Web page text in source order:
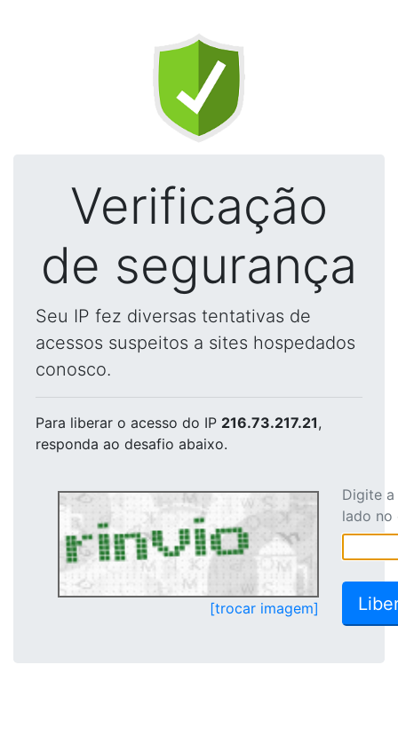
Verificação
de segurança
Seu IP fez diversas tentativas de
acessos suspeitos a sites hospedados
conosco.
Para liberar o acesso do IP 216.73.217.21,
responda ao desafio abaixo.
[trocar imagem]
Digite
lado no